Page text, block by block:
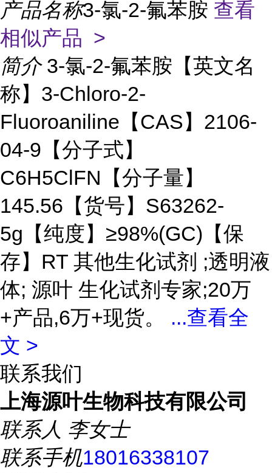
产品名称3-氯-2-氟苯胺 查看
相似产品 >
简介 3-氯-2-氟苯胺【英文名
称】3-Chloro-2-
Fluoroaniline【CAS】2106-
04-9【分子式】
C6H5ClFN【分子量】
145.56【货号】S63262-
5g【纯度】≥98%(GC)【保
存】RT 其他生化试剂 ;透明液
体; 源叶 生化试剂专家;20万
+产品,6万+现货。 ...查看全
文 >
联系我们
上海源叶生物科技有限公司
联系人 李女士
联系手机18016338107